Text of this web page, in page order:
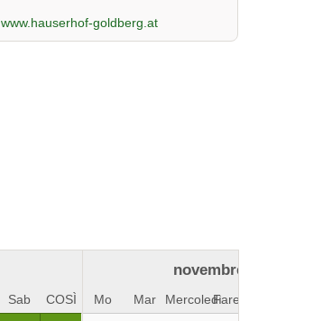
www.hauserhof-goldberg.at
Sab COSÌ
novembre 2026
Mo Mar MercoledìFare